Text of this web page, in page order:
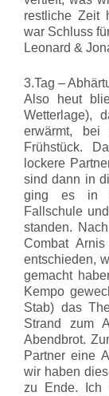
restliche Zeit
war Schluss
Leonard &
3.Tag –
Also heut
Wetterlage),
erwärmt,
Frühstück.
lockere
sind dann in
ging es in
Fallschule
standen.
Combat
entschieden,
gemacht
Kempo
Stab) das
Strand zum
Abendbrot.
Partner eine
wir haben
zu Ende. Ich